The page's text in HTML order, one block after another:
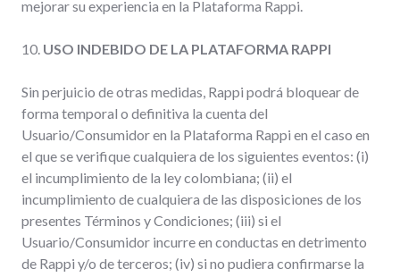
mejorar su experiencia en la Plataforma Rappi.
10. USO INDEBIDO DE LA PLATAFORMA RAPPI
Sin perjuicio de otras medidas, Rappi podrá bloquear de
forma temporal o definitiva la cuenta del
Usuario/Consumidor en la Plataforma Rappi en el caso en
el que se verifique cualquiera de los siguientes eventos: (i)
el incumplimiento de la ley colombiana; (ii) el
incumplimiento de cualquiera de las disposiciones de los
presentes Términos y Condiciones; (iii) si el
Usuario/Consumidor incurre en conductas en detrimento
de Rappi y/o de terceros; (iv) si no pudiera confirmarse la